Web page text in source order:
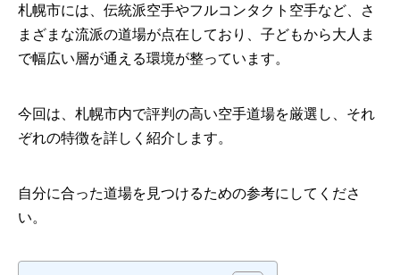
札幌市には、伝統派空手やフルコンタクト空手など、さ
まざまな流派の道場が点在しており、子どもから大人ま
で幅広い層が通える環境が整っています。
今回は、札幌市内で評判の高い空手道場を厳選し、それ
ぞれの特徴を詳しく紹介します。
自分に合った道場を見つけるための参考にしてくださ
い。